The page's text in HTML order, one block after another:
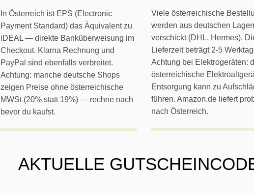
In Österreich ist EPS (Electronic
Payment Standard) das Äquivalent zu
iDEAL — direkte Banküberweisung im
Checkout. Klarna Rechnung und
PayPal sind ebenfalls verbreitet.
Achtung: manche deutsche Shops
zeigen Preise ohne österreichische
MWSt (20% statt 19%) — rechne nach
bevor du kaufst.
Viele österreichische
werden aus deutschen
verschickt (DHL, Hermes).
Lieferzeit beträgt 2-5
Achtung bei Elektrogeräten:
österreichische
Entsorgung kann zu
führen. Amazon.de liefert
nach Österreich.
AKTUELLE